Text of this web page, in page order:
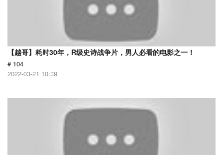
【越哥】耗时30年，R级史诗战争片，男人必看的电影之一！
# 104
2022-03-21 10:39